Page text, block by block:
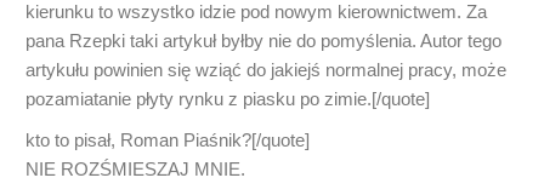
kierunku to wszystko idzie pod nowym kierownictwem. Za
pana Rzepki taki artykuł byłby nie do pomyślenia. Autor tego
artykułu powinien się wziąć do jakiejś normalnej pracy, może
pozamiatanie płyty rynku z piasku po zimie.[/quote]
kto to pisał, Roman Piaśnik?[/quote]
NIE ROZŚMIESZAJ MNIE.